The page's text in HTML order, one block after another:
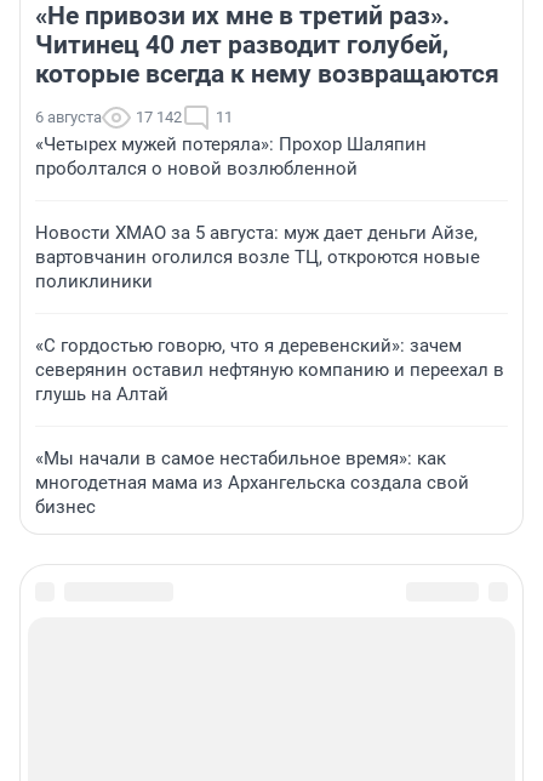
«Не привози их мне в третий раз».
Читинец 40 лет разводит голубей,
которые всегда к нему возвращаются
6 августа 17 142 11
«Четырех мужей потеряла»: Прохор Шаляпин
проболтался о новой возлюбленной
Новости ХМАО за 5 августа: муж дает деньги Айзе,
вартовчанин оголился возле ТЦ, откроются новые
поликлиники
«С гордостью говорю, что я деревенский»: зачем
северянин оставил нефтяную компанию и переехал в
глушь на Алтай
«Мы начали в самое нестабильное время»: как
многодетная мама из Архангельска создала свой
бизнес